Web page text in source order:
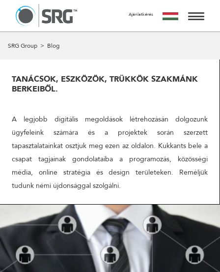
KÉRJ TŐLÜNK AJÁNLATOT
EGY IDŐPONTOT EGYEZTETÜNK VELED EGY SZEMÉLYES
A MEETING UTÁN TUDJUK ELKÉSZÍTENI AJÁNLATUNKAT
AMIT A MEGBESZÉLÉST KÖVETŐ 5 MUNKANAPON BELÜL
ELKÉSZÍTÜNK ÉS MEGKÜLDÜNK.
NÉV
A CSAPAT
Ajánlatkérés
SRG Group > Blog
TANÁCSOK, ESZKÖZÖK, TRÜKKÖK SZAKMÁNK
BERKEIBŐL.
A legjobb digitális megoldások létrehozásán dolgozunk
ügyfeleink számára és a projektek során szerzett
tapasztalatainkat osztjuk meg ezen az oldalon. Kukkants bele a
csapat tagjainak gondolataiba a programozás, közösségi
média, online stratégia és design területeken. Reméljük
tudunk némi újdonsággal szolgálni.